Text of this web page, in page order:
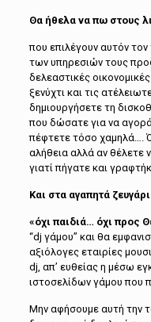
Θα ήθελα να πω στους
που επιλέγουν αυτόν
των υπηρεσιών τους
δελεαστικές
ξενύχτι και τις
δημιουργήσετε τη
που δώσατε για να
πέφτετε τόσο χαμηλά….
αλήθεια αλλά αν θέλετε
γιατί πήγατε και
Και στα αγαπητά
«όχι παιδιά… όχι προς
“dj γάμου” και θα
αξιόλογες εταιρίες
dj, απ’ ευθείας η μέσω
ιστοσελίδων γάμου που
Μην αφήσουμε αυτή την